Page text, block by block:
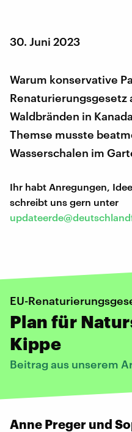
30. Juni 2023
Warum konservative
Renaturierungsgesetz
Waldbränden in
Themse musste
Wasserschalen im
Ihr habt Anregungen,
schreibt uns gern unter
EU-
Plan für
Kippe
Beitrag aus unserem
Anne Preger und